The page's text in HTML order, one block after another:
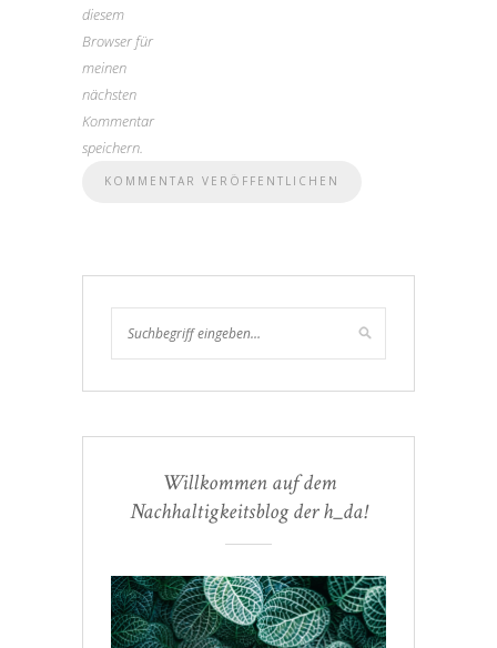
diesem
Browser für
meinen
nächsten
Kommentar
speichern.
Willkommen auf dem
Nachhaltigkeitsblog der h_da!